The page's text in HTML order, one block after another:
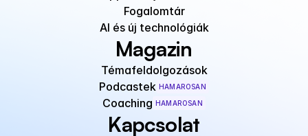
Fogalomtár
AI és új technológiák
Magazin
Témafeldolgozások
Podcastek HAMAROSAN
Coaching HAMAROSAN
Kapcsolat